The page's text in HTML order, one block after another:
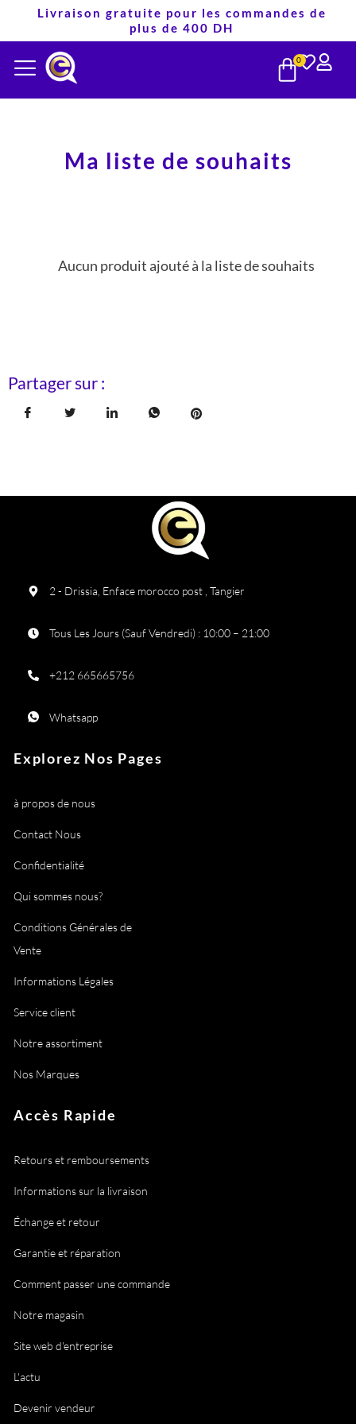
contenu
Livraison gratuite pour les commandes de
plus de 400 DH
0
Ma liste de souhaits
Aucun produit ajouté à la liste de souhaits
Partager sur :
2 - Drissia, Enface morocco post , Tangier
Tous Les Jours (Sauf Vendredi) : 10:00 – 21:00
+212 665665756
Whatsapp
Explorez Nos Pages
à propos de nous
Contact Nous
Confidentialité
Qui sommes nous?
Conditions Générales de
Vente
Informations Légales
Service client
Notre assortiment
Nos Marques
Accès Rapide
Retours et remboursements
Informations sur la livraison
Échange et retour
Garantie et réparation
Comment passer une commande
Notre magasin
Site web d'entreprise
L'actu
Devenir vendeur